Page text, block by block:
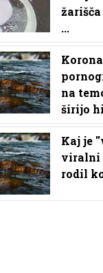
...
na
širijo
Kaj je
viralni
rodil